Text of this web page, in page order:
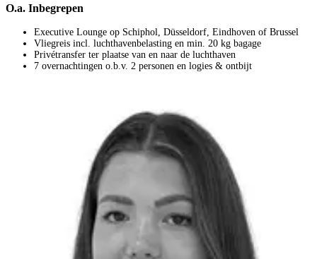
O.a. Inbegrepen
Executive Lounge op Schiphol, Düsseldorf, Eindhoven of Brussel
Vliegreis incl. luchthavenbelasting en min. 20 kg bagage
Privétransfer ter plaatse van en naar de luchthaven
7 overnachtingen o.b.v. 2 personen en logies & ontbijt